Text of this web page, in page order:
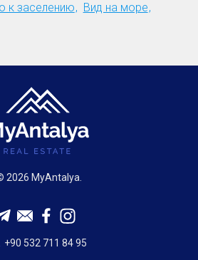
к заселению
Вид на море
2026 MyAntalya.
+90 532 711 84 95